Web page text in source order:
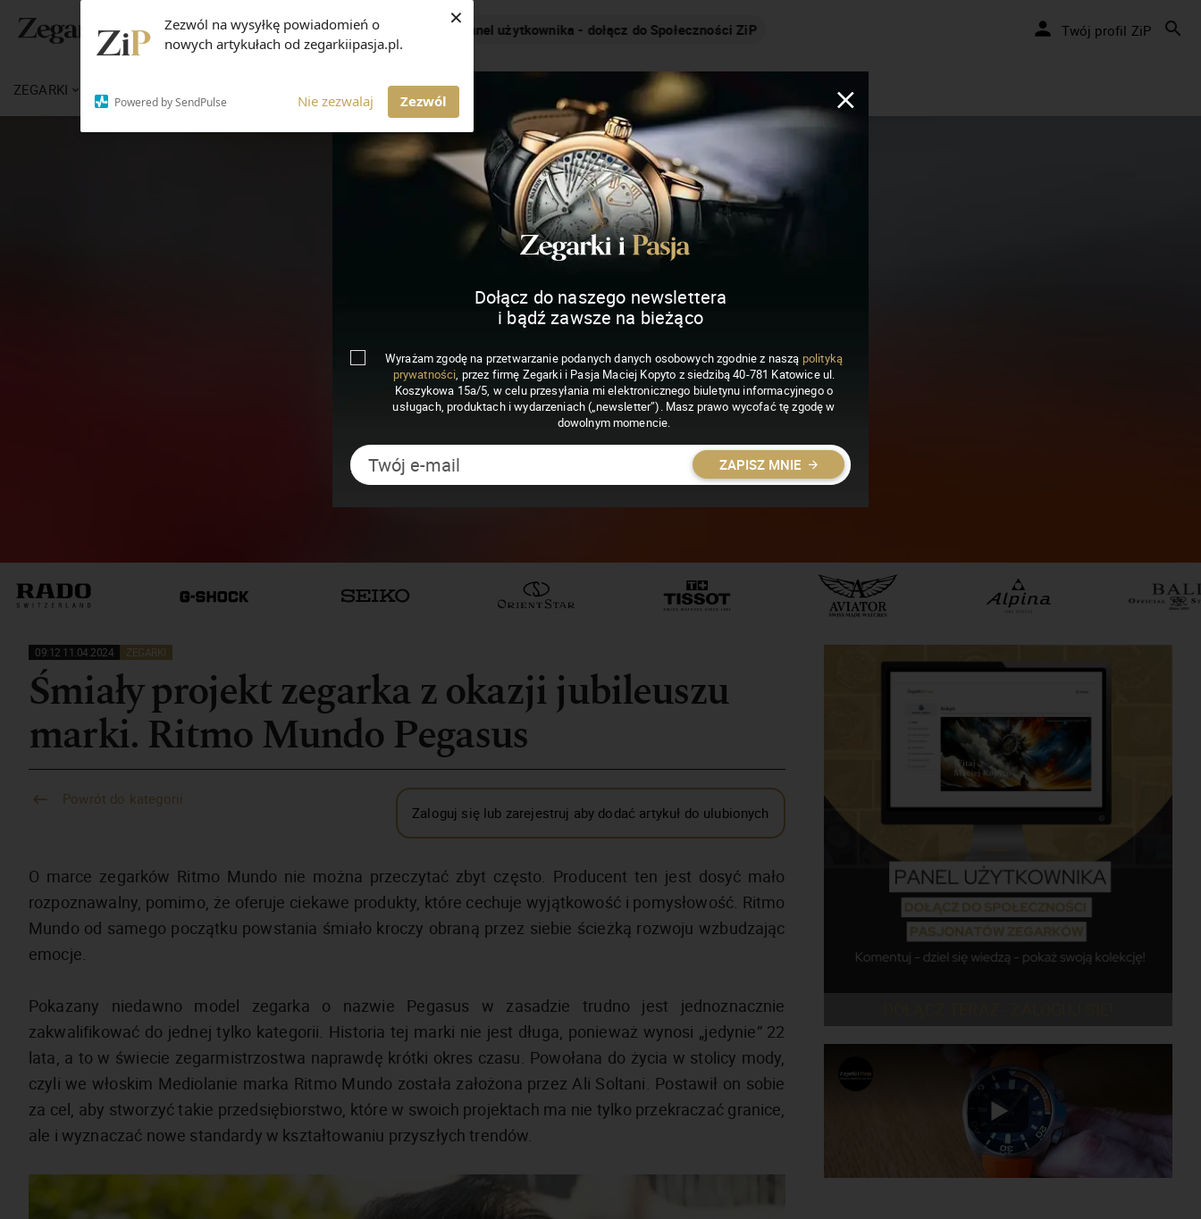
Zezwól na wysyłkę powiadomień o
nowych artykułach od zegarkiipasja.pl.
Powered by SendPulse Nie zezwalaj Zezwól
× Nakręcamy pozytywnie... cały czas! Twój profil ZiP
ZEGARKI MAGAZYN ZEGARKI I PASJA
09:12 11.04.2024 ZEGARKI
Śmiały projekt zegarka z okazji jubileuszu
marki. Ritmo Mundo Pegasus
Powrót do kategorii
Zaloguj się lub zarejestruj aby dodać artykuł do ulubionych
O marce zegarków Ritmo Mundo nie można przeczytać zbyt często. Producent ten jest dosyć mało
rozpoznawalny, pomimo, że oferuje ciekawe produkty, które cechuje wyjątkowość i pomysłowość. Ritmo
Mundo od samego początku powstania śmiało kroczy obraną przez siebie ścieżką rozwoju wzbudzając
emocje.
Pokazany niedawno model zegarka o nazwie Pegasus w zasadzie trudno jest jednoznacznie
zakwalifikować do jednej tylko kategorii. Historia tej marki nie jest długa, ponieważ wynosi „jedynie” 22
lata, a to w świecie zegarmistrzostwa naprawdę krótki okres czasu. Powołana do życia w stolicy mody,
czyli we włoskim Mediolanie marka Ritmo Mundo została założona przez Ali Soltani. Postawił on sobie
za cel, aby stworzyć takie przedsiębiorstwo, które w swoich projektach ma nie tylko przekraczać granice,
ale i wyznaczać nowe standardy w kształtowaniu przyszłych trendów.
Dołącz do naszego newslettera
i bądź zawsze na bieżąco
Wyrażam zgodę na przetwarzanie podanych danych osobowych zgodnie z naszą polityką
prywatności, przez firmę Zegarki i Pasja Maciej Kopyto z siedzibą 40-781 Katowice ul.
Koszykowa 15a/5, w celu przesyłania mi elektronicznego biuletynu informacyjnego o
usługach, produktach i wydarzeniach („newsletter”). Masz prawo wycofać tę zgodę w
dowolnym momencie.
ZAPISZ MNIE